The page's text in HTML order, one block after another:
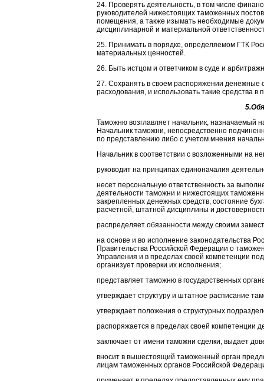
24. Проверять деятельность, в том числе
руководителей нижестоящих таможенных
помещения, а также изымать необходимые
дисциплинарной и материальной
25. Принимать в порядке, определяемом ГТК
материальных ценностей.
26. Быть истцом и ответчиком в суде и
27. Сохранять в своем распоряжении денежные
расходования, и использовать такие средства
Таможню возглавляет начальник, назначаемый
Начальник таможни, непосредственно
по представлению либо с учетом мнения
Начальник в соответствии с возложенными на
руководит на принципах единоначалия
несет персональную ответственность за
деятельности таможни и нижестоящих
закрепленных денежных средств, состояние
расчетной, штатной дисциплины и
распределяет обязанности между своими
на основе и во исполнение законодательства
Правительства Российской Федерации о
Управления и в пределах своей компетенции
организует проверки их исполнения;
представляет таможню в государственных
утверждает структуру и штатное расписание
утверждает положения о структурных
распоряжается в пределах своей
заключает от имени таможни сделки, выдает
вносит в вышестоящий таможенный орган
лицам таможенных органов Российской